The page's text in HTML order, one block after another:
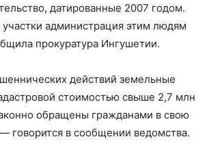
датированные 2007 годом.
администрация этим людям
прокуратура Ингушетии.
действий земельные
стоимостью свыше 2,7 млн
обращены гражданами в свою
говорится в сообщении ведомства.